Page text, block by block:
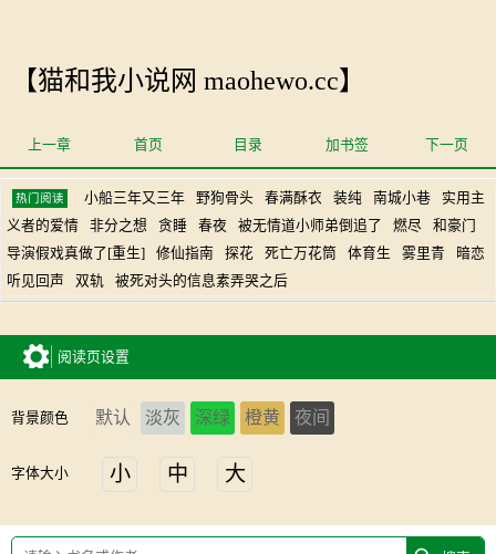
【猫和我小说网 maohewo.cc】
上一章 首页 目录 加书签 下一页
热门阅读 小船三年又三年 野狗骨头 春满酥衣 装纯 南城小巷
实用主
义者的爱情
非分之想 贪睡 春夜 被无情道小师弟倒追了 燃尽
和豪门
导演假戏真做了[重生]
修仙指南 探花 死亡万花筒 体育生 雾里青
暗恋
听见回声
双轨 被死对头的信息素弄哭之后
阅读页设置
背景颜色 默认 淡灰 深绿 橙黄 夜间
字体大小 小 中 大